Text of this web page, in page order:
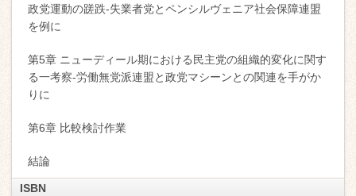
政党運動の蹉跌-失業者党とペンシルヴェニア社会保障連盟
を例に
第5章 ニューディール期における民主党の組織的変化に関す
る一考察-労働無党派連盟と政党マシーンとの関連を手がか
りに
第6章 比較検討作業
結論
ISBN